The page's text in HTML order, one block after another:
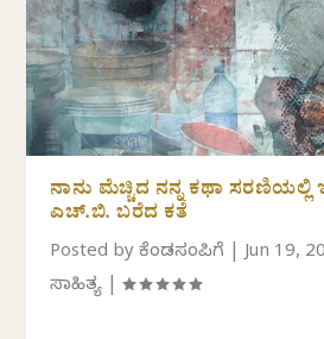
ನಾನು ಮೆಚ್ಚಿದ ನನ್ನ ಕಥಾ ಸರಣಿಯಲ್ಲಿ
ಎಚ್.ಬಿ. ಬರೆದ ಕತೆ
Posted byಕೆಂಡಸಂಪಿಗೆ |Jun 19,
ಸಾಹಿತ್ಯ |